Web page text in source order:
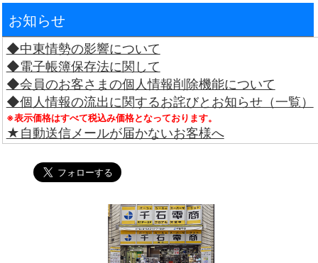
お知らせ
◆中東情勢の影響について
◆電子帳簿保存法に関して
◆会員のお客さまの個人情報削除機能について
◆個人情報の流出に関するお詫びとお知らせ（一覧）
※表示価格はすべて税込み価格となっております。
★自動送信メールが届かないお客様へ